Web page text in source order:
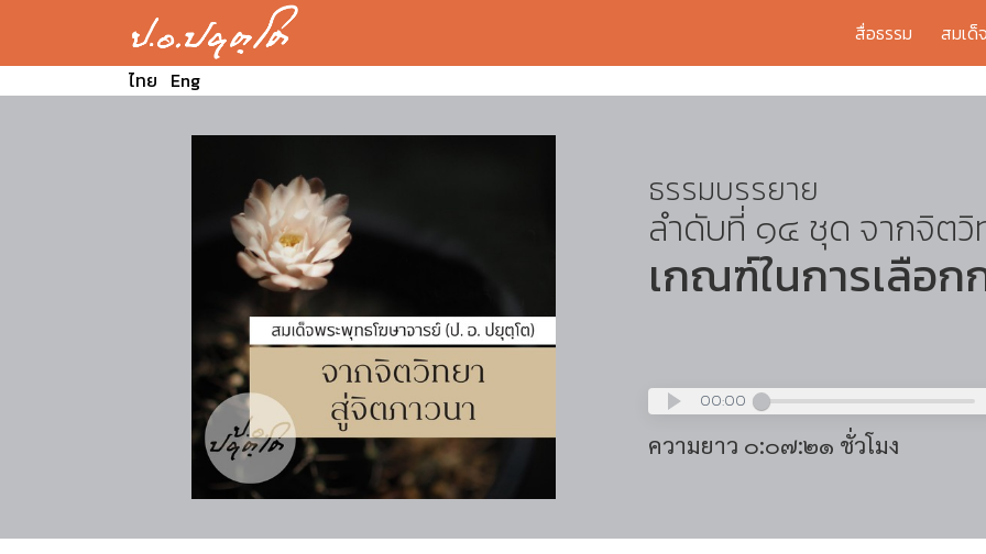
สื่อธรรม สมเด็
ไทย Eng
ธรรมบรรยาย
ลำดับที่ ๑๔ ชุด จากจิตวิ
เกณฑ์ในการเลือก
00:00
ความยาว ๐:๐๗:๒๑ ชั่วโมง